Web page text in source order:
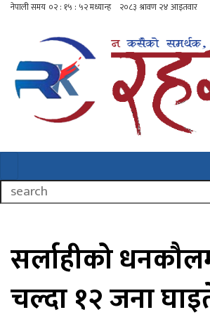
सर्लाहीको
चल्दा १२ जना